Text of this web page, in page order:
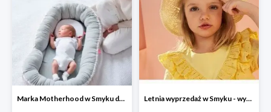
Marka Motherhood w Smyku do -40% Letnia wyprzedaż w Smyku - wybrane ubrania i buty do -50%